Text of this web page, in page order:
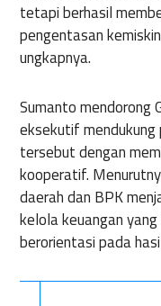
tetapi berhasil
pengentasan
ungkapnya.
Sumanto mendorong
eksekutif mendukung
tersebut dengan
kooperatif.
daerah dan BPK
kelola keuangan
berorientasi pada